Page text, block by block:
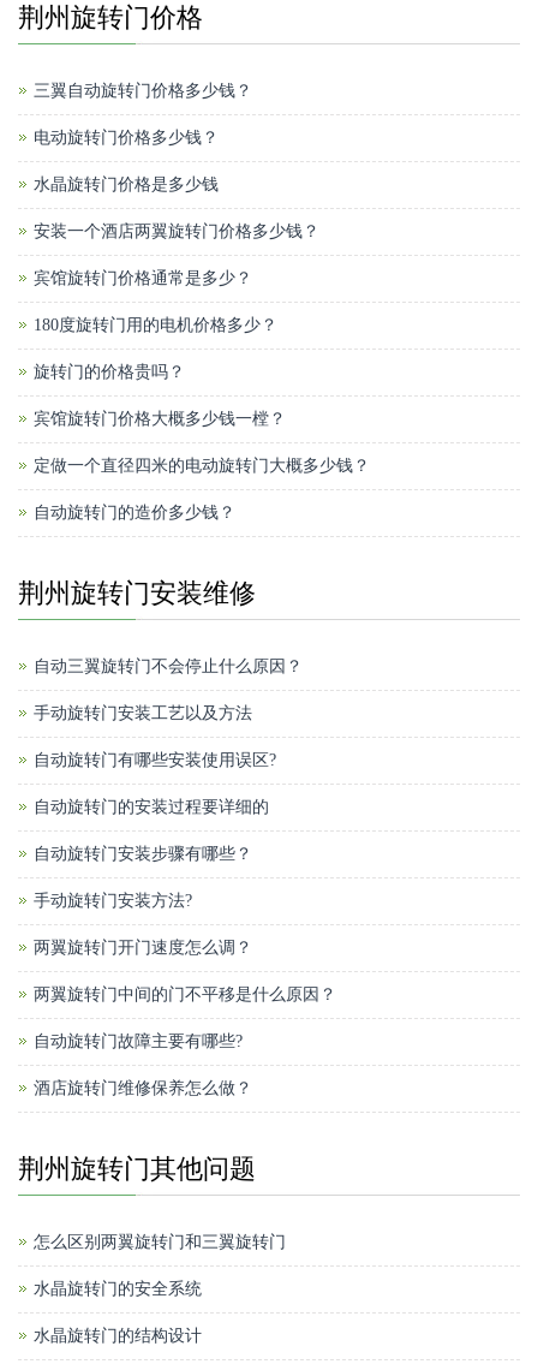
荆州旋转门价格
三翼自动旋转门价格多少钱？
电动旋转门价格多少钱？
水晶旋转门价格是多少钱
安装一个酒店两翼旋转门价格多少钱？
宾馆旋转门价格通常是多少？
180度旋转门用的电机价格多少？
旋转门的价格贵吗？
宾馆旋转门价格大概多少钱一樘？
定做一个直径四米的电动旋转门大概多少钱？
自动旋转门的造价多少钱？
荆州旋转门安装维修
自动三翼旋转门不会停止什么原因？
手动旋转门安装工艺以及方法
自动旋转门有哪些安装使用误区?
自动旋转门的安装过程要详细的
自动旋转门安装步骤有哪些？
手动旋转门安装方法?
两翼旋转门开门速度怎么调？
两翼旋转门中间的门不平移是什么原因？
自动旋转门故障主要有哪些?
酒店旋转门维修保养怎么做？
荆州旋转门其他问题
怎么区别两翼旋转门和三翼旋转门
水晶旋转门的安全系统
水晶旋转门的结构设计